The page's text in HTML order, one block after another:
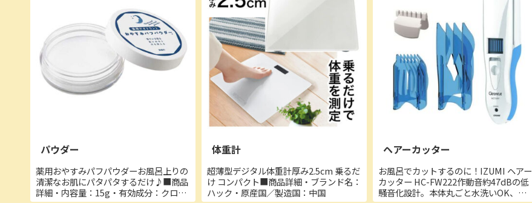
パウダー
薬用おやすみパフパウダーお風呂上りの
清潔なお肌にパタパタするだけ♪■商品
詳細・内容量：15g・有効成分：クロル
体重計
超薄型デジタル体重計厚み2.5cm 乗るだ
け コンパクト■商品詳細・ブランド名：
ハック・原産国／製造国：中国
ヘアーカッター
お風呂でカットするのに！IZUMI ヘアー
カッター HC-FW222作動音約47dBの低
騒音化設計。本体丸ごと水洗いOK、お